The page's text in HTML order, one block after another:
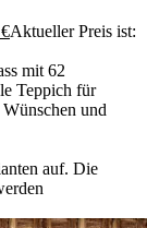
€Aktueller Preis ist:
mit 62
Teppich für
und
auf. Die